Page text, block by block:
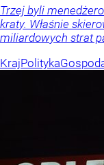
Trzej byli
kraty. Właśnie
miliardowych strat
KrajPolityka